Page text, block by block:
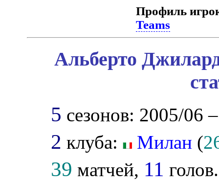
Профиль
Teams
Альберто
5 сезонов: 2005/06
2 клуба: Милан (
39 матчей, 11 голов.